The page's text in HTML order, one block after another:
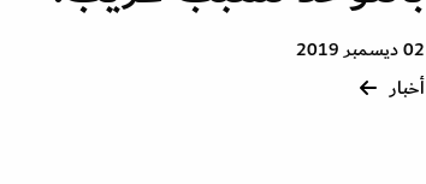
02 ديسمبر 2019
أخبار